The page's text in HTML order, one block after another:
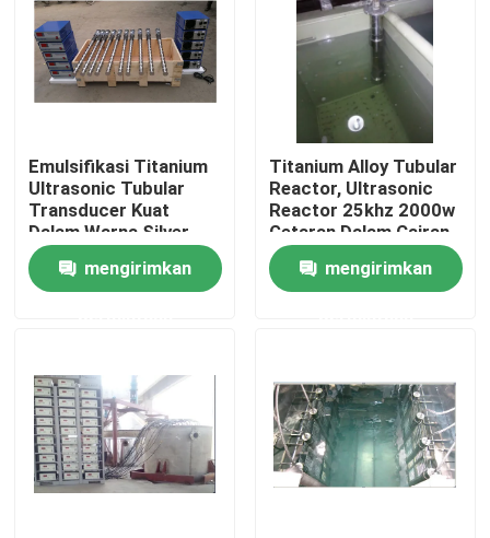
Tentang kami
Kontrol kualitas
Hubungi kami
Ultrasonic Transducer pembersihan
Tinggi daya Ultrasonic Transducer
Emulsifikasi Titanium
Ultrasonic Tubular
Transducer Kuat
Dalam Warna Silver
mengirimkan
Titanium Alloy Tubular
Reactor, Ultrasonic
Reactor 25khz 2000w
Getaran Dalam Cairan
mengirimkan